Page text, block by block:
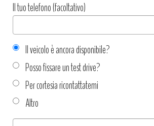
Il tuo telefono (facoltativo)
Il veicolo è ancora disponibile?
Posso fissare un test drive?
Per cortesia ricontattatemi
Altro
Tipo